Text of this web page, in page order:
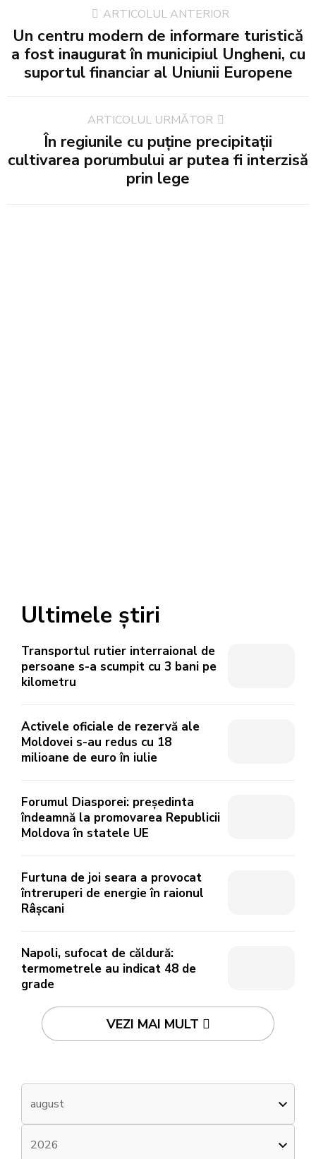
ARTICOLUL ANTERIOR
Un centru modern de informare turistică
a fost inaugurat în municipiul Ungheni, cu
suportul financiar al Uniunii Europene
ARTICOLUL URMĂTOR
În regiunile cu puține precipitații
cultivarea porumbului ar putea fi interzisă
prin lege
Ultimele știri
Transportul rutier interraional de
persoane s-a scumpit cu 3 bani pe
kilometru
Activele oficiale de rezervă ale
Moldovei s-au redus cu 18
milioane de euro în iulie
Forumul Diasporei: președinta
îndeamnă la promovarea Republicii
Moldova în statele UE
Furtuna de joi seara a provocat
întreruperi de energie în raionul
Râșcani
Napoli, sufocat de căldură:
termometrele au indicat 48 de
grade
VEZI MAI MULT